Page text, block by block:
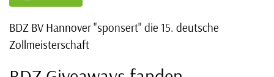
BDZ BV Hannover "sponsert" die 15. deutsche
Zollmeisterschaft